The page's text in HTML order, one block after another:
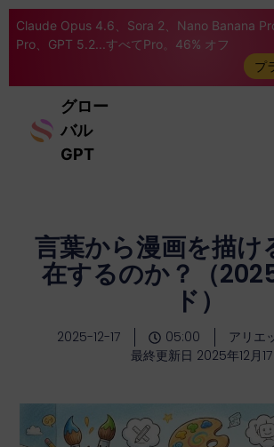
Claude Opus 4.6、Sora 2、Nano Banana
Pro、GPT 5.2...すべてPro。46% オフ
プ
グロー
バル
GPT
言葉から漫画を描け
在するのか？（
ド）
2025-12-17 05:00
アリエ
最終更新日 2025年12月17